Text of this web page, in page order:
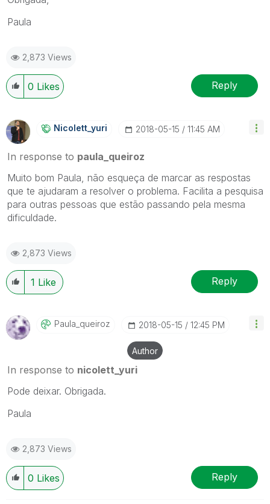
Paula
2,873 Views
0 Likes Reply
Nicolett_yuri ‎2018-05-15 11:45 AM
In response to paula_queiroz
Muito bom Paula, não esqueça de marcar as respostas
que te ajudaram a resolver o problema. Facilita a pesquisa
para outras pessoas que estão passando pela mesma
dificuldade.
2,873 Views
1 Like Reply
Paula_queiroz ‎2018-05-15 12:45 PM
Author
In response to nicolett_yuri
Pode deixar. Obrigada.
Paula
2,873 Views
0 Likes Reply